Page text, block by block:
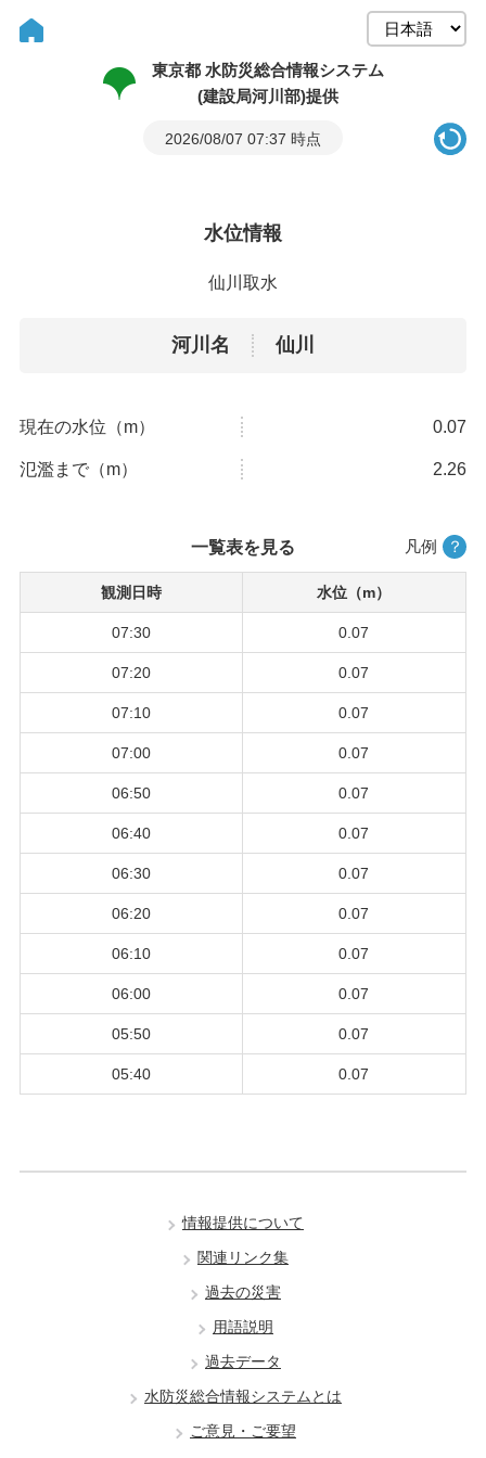
東京都 水防災総合情報システム
(建設局河川部)提供
2026/08/07 07:37 時点
水位情報
仙川取水
河川名 仙川
現在の水位（m） 0.07
氾濫まで（m） 2.26
凡例 ？
一覧表を見る
観測日時 水位（m）
07:30 0.07
07:20 0.07
07:10 0.07
07:00 0.07
06:50 0.07
06:40 0.07
06:30 0.07
06:20 0.07
06:10 0.07
06:00 0.07
05:50 0.07
05:40 0.07
情報提供について
関連リンク集
過去の災害
用語説明
過去データ
水防災総合情報システムとは
ご意見・ご要望